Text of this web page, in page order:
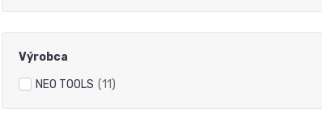
Výrobca
NEO TOOLS (11)